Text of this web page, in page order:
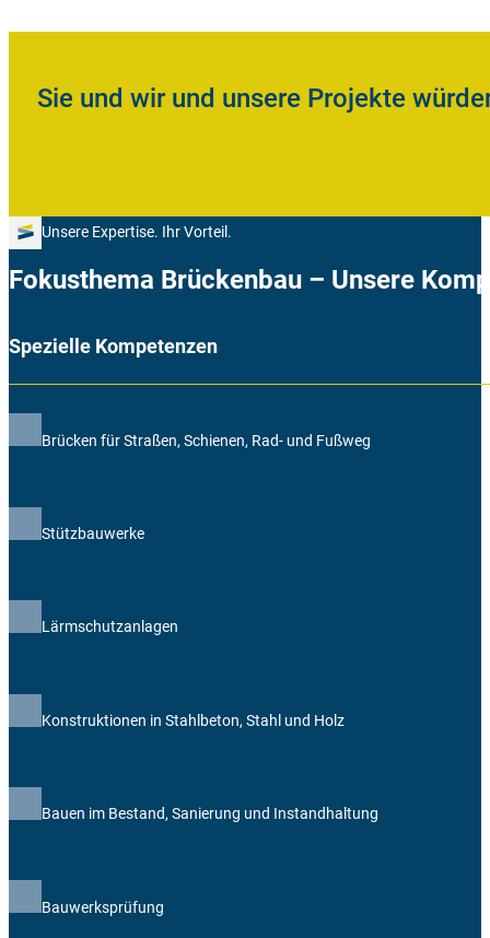
Sie und wir und unsere Projekte
Unsere Expertise. Ihr Vorteil.
Fokusthema Brückenbau – Unsere
Spezielle Kompetenzen
Brücken für Straßen, Schienen, Rad- und Fußweg
Stützbauwerke
Lärmschutzanlagen
Konstruktionen in Stahlbeton, Stahl und Holz
Bauen im Bestand, Sanierung und Instandhaltung
Bauwerksprüfung